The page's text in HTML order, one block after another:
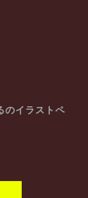
のイラストペ